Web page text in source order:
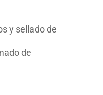
y sellado de
de